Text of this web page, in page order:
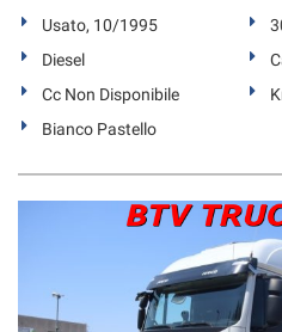
Usato, 10/1995
Diesel
Cc Non Disponibile
Bianco Pastello